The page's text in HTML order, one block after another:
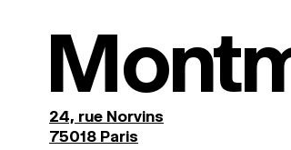
24, rue Norvins
75018 Paris